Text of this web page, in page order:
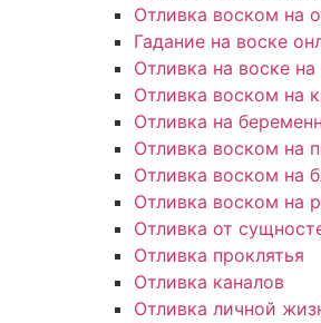
Отливка воском на
Гадание на воске
Отливка на воске на
Отливка воском на
Отливка на
Отливка воском на
Отливка воском на
Отливка воском на
Отливка от
Отливка проклятья
Отливка каналов
Отливка личной